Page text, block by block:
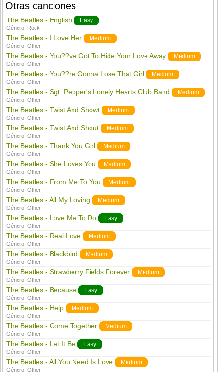
Otras canciones
The Beatles - English Easy
Género: Rock
The Beatles - I Love Her Medium
Género:Other
The Beatles - You??ve Got To Hide Your Love Away Medium
Género:Other
The Beatles - You??re Gonna Lose That Girl Medium
Género:Other
The Beatles - Sgt. Pepper's Lonely Hearts Club Band Medium
Género:Other
The Beatles - Twist And Showt Medium
Género:Other
The Beatles - Twist And Shout Medium
Género:Other
The Beatles - Thank You Girl Medium
Género:Other
The Beatles - She Loves You Medium
Género:Other
The Beatles - From Me To You Medium
Género:Other
The Beatles - All My Loving Medium
Género:Other
The Beatles - Love Me To Do Easy
Género:Other
The Beatles - Real Love Medium
Género:Other
The Beatles - Blackbird Medium
Género:Other
The Beatles - Strawberry Fields Forever Medium
Género:Other
The Beatles - Because Easy
Género:Other
The Beatles - Help Medium
Género:Other
The Beatles - Come Together Medium
Género:Other
The Beatles - Let It Be Easy
Género:Other
The Beatles - All You Need Is Love Medium
Género:Other